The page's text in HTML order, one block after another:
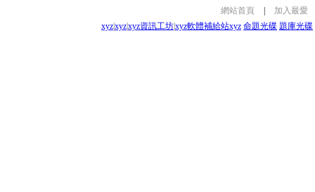
網站首頁
加入最愛
xyzxyzxyz資訊工坊xyz軟體補給站xyz 命題光碟 題庫光碟